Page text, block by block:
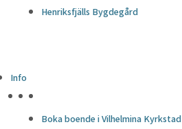
Henriksfjälls Bygdegård
Info
Boka boende i Vilhelmina Kyrkstad